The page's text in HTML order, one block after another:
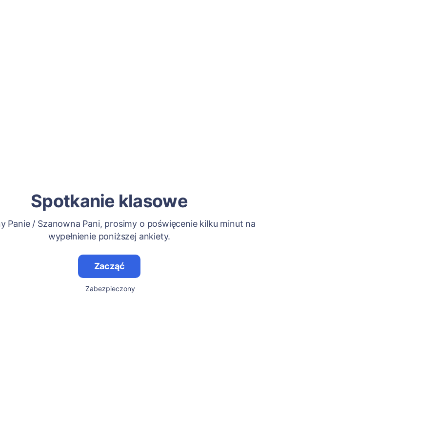
Spotkanie klasowe
Panie / Szanowna Pani, prosimy o poświęcenie kilku minut na
wypełnienie poniższej ankiety.
Zacząć
Zabezpieczony